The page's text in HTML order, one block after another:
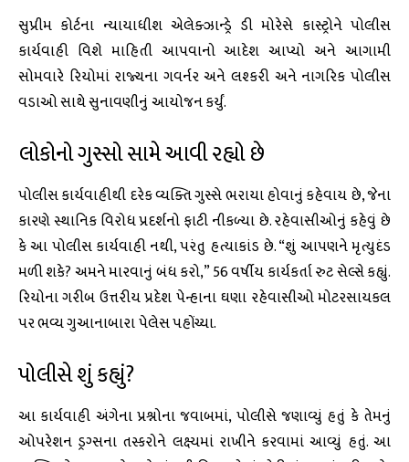
સુપ્રીમ કોર્ટના ન્યાયાધીશ એલેક્ઝાન્ડ્રે ડી મોરેસે કાસ્ટ્રોને પોલીસ
કાર્યવાહી વિશે માહિતી આપવાનો આદેશ આપ્યો અને આગામી
સોમવારે રિયોમાં રાજ્યના ગવર્નર અને લશ્કરી અને નાગરિક પોલીસ
વડાઓ સાથે સુનાવણીનું આયોજન કર્યું.
લોકોનો ગુસ્સો સામે આવી રહ્યો છે
પોલીસ કાર્યવાહીથી દરેક વ્યક્તિ ગુસ્સે ભરાયા હોવાનું કહેવાય છે, જેના
કારણે સ્થાનિક વિરોધ પ્રદર્શનો ફાટી નીકળ્યા છે. રહેવાસીઓનું કહેવું છે
કે આ પોલીસ કાર્યવાહી નથી, પરંતુ હત્યાકાંડ છે. “શું આપણને મૃત્યુદંડ
મળી શકે? અમને મારવાનું બંધ કરો,” 56 વર્ષીય કાર્યકર્તા રુટ સેલ્સે કહ્યું.
રિયોના ગરીબ ઉત્તરીય પ્રદેશ પેન્હાના ઘણા રહેવાસીઓ મોટરસાયકલ
પર ભવ્ય ગુઆનાબારા પેલેસ પહોંચ્યા.
પોલીસે શું કહ્યું?
આ કાર્યવાહી અંગેના પ્રશ્નોના જવાબમાં, પોલીસે જણાવ્યું હતું કે તેમનું
ઓપરેશન ડ્રગ્સના તસ્કરોને લક્ષ્યમાં રાખીને કરવામાં આવ્યું હતું. આ